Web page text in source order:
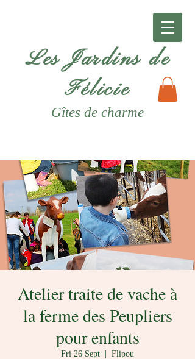
Les Jardins de
Félicie
Gîtes de charme
Atelier traite de vache à
la ferme des Peupliers
pour enfants
Fri 26 Sept Flipou